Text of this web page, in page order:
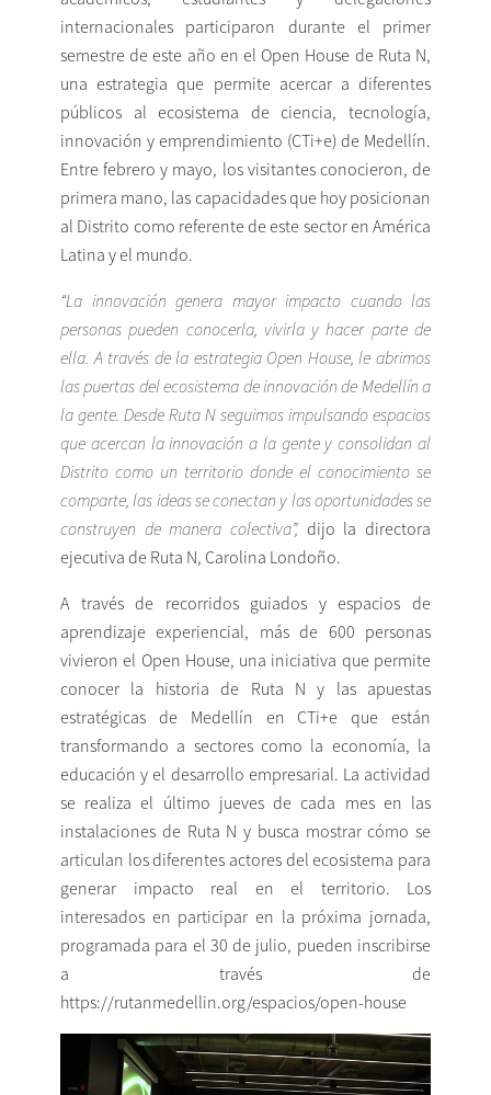
internacionales participaron durante el primer
semestre de este año en el Open House de Ruta N,
una estrategia que permite acercar a diferentes
públicos al ecosistema de ciencia, tecnología,
innovación y emprendimiento (CTi+e) de Medellín.
Entre febrero y mayo, los visitantes conocieron, de
primera mano, las capacidades que hoy posicionan
al Distrito como referente de este sector en América
Latina y el mundo.
“La innovación genera mayor impacto cuando las
personas pueden conocerla, vivirla y hacer parte de
ella. A través de la estrategia Open House, le abrimos
las puertas del ecosistema de innovación de Medellín a
la gente. Desde Ruta N seguimos impulsando espacios
que acercan la innovación a la gente y consolidan al
Distrito como un territorio donde el conocimiento se
comparte, las ideas se conectan y las oportunidades se
construyen de manera colectiva”, dijo la directora
ejecutiva de Ruta N, Carolina Londoño.
A través de recorridos guiados y espacios de
aprendizaje experiencial, más de 600 personas
vivieron el Open House, una iniciativa que permite
conocer la historia de Ruta N y las apuestas
estratégicas de Medellín en CTi+e que están
transformando a sectores como la economía, la
educación y el desarrollo empresarial. La actividad
se realiza el último jueves de cada mes en las
instalaciones de Ruta N y busca mostrar cómo se
articulan los diferentes actores del ecosistema para
generar impacto real en el territorio. Los
interesados en participar en la próxima jornada,
programada para el 30 de julio, pueden inscribirse
a través de
https://rutanmedellin.org/espacios/open-house